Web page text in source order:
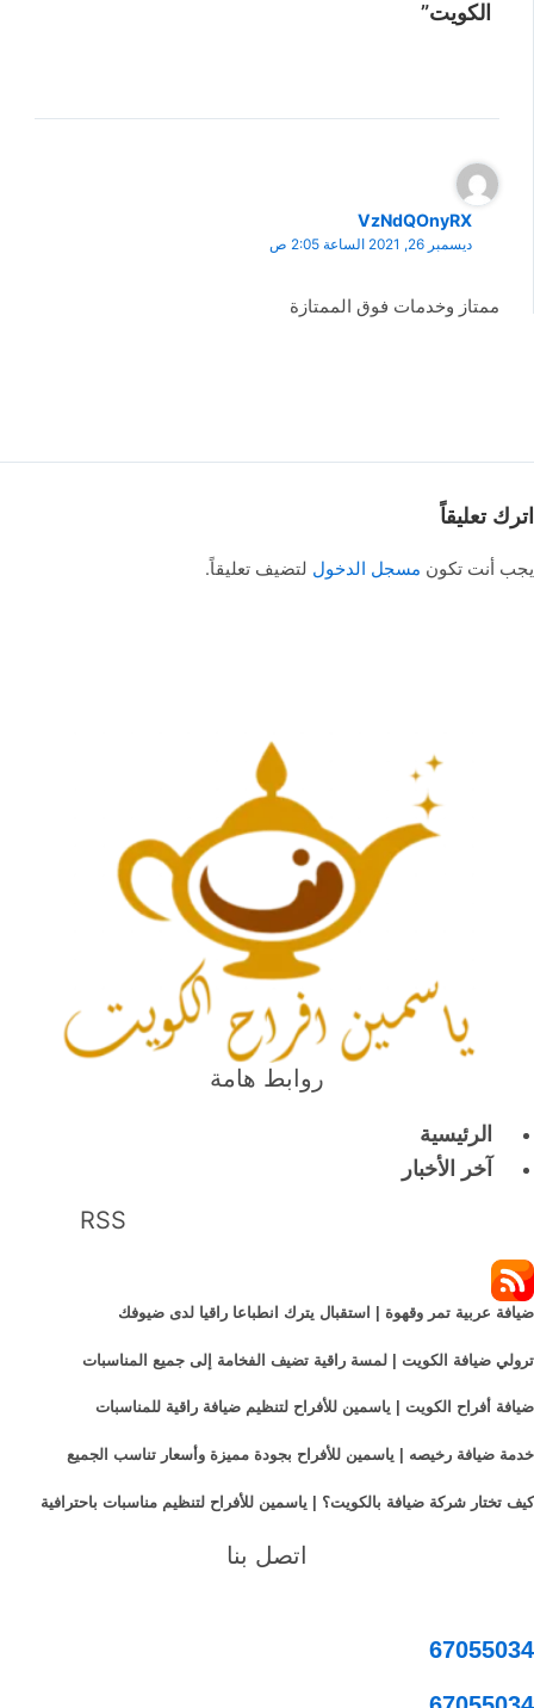
الكويت”
VzNdQOnyRX
ديسمبر 26, 2021 الساعة 2:05 ص
ممتاز وخدمات فوق الممتازة
اترك تعليقاً
يجب أنت تكون مسجل الدخول لتضيف تعليقاً.
روابط هامة
الرئيسية
آخر الأخبار
RSS
ضيافة عربية تمر وقهوة | استقبال يترك انطباعا راقيا لدى ضيوفك
ترولي ضيافة الكويت | لمسة راقية تضيف الفخامة إلى جميع المناسبات
ضيافة أفراح الكويت | ياسمين للأفراح لتنظيم ضيافة راقية للمناسبات
خدمة ضيافة رخيصه | ياسمين للأفراح بجودة مميزة وأسعار تناسب الجميع
كيف تختار شركة ضيافة بالكويت؟ | ياسمين للأفراح لتنظيم مناسبات باحترافية
اتصل بنا
67055034